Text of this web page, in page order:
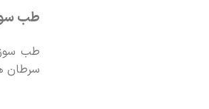
طب
طب
سرطان